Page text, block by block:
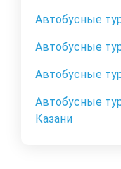
Автобусные
Автобусные
Автобусные
Автобусные
Казани